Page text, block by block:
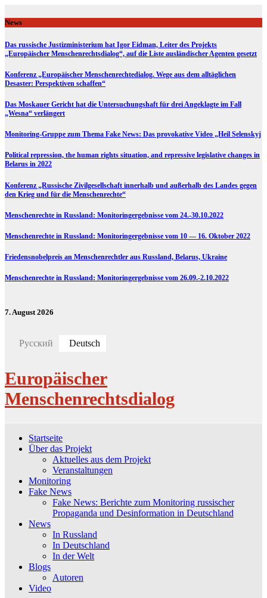
to
content
News
Das russische Justizministerium hat Igor Eidman, Leiter des Projekts
„Europäischer Menschenrechtsdialog“, auf die Liste ausländischer Agenten gesetzt
Konferenz „Europäischer Menschenrechtedialog. Wege aus dem alltäglichen
Desaster: Perspektiven schaffen“
Das Moskauer Gericht hat die Untersuchungshaft für drei Angeklagte im Fall
„Wesna“ verlängert
Monitoring-Gruppe zum Thema Fake News: Das provokative Video „Heil Selenskyj
Political repression, the human rights situation, and repressive legislative changes in
Belarus in 2022
Konferenz „Russische Zivilgesellschaft innerhalb und außerhalb des Landes gegen
den Krieg und für die Menschenrechte“
Menschenrechte in Russland: Monitoringergebnisse vom 24.-30.10.2022
Menschenrechte in Russland: Monitoringergebnisse vom 10 — 16. Oktober 2022
Friedensnobelpreis an Menschenrechtler aus Russland, Belarus, Ukraine
Menschenrechte in Russland: Monitoringergebnisse vom 26.09.-2.10.2022
7. August 2026
Русский Deutsch
Europäischer
Menschenrechtsdialog
Startseite
Über das Projekt
Aktuelles aus dem Projekt
Veranstaltungen
Monitoring
Fake News
Fake News: Berichte zum Monitoring russischer
Propaganda und Desinformation in Deutschland
News
In Russland
In Deutschland
In der Welt
Blogs
Autoren
Video